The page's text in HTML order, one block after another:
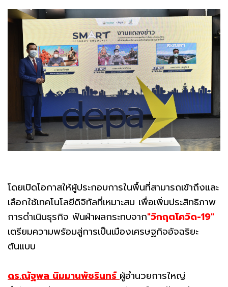
โดยเปิดโอกาสให้ผู้ประกอบการในพื้นที่สามารถเข้าถึงและ
เลือกใช้เทคโนโลยีดิจิทัลที่เหมาะสม เพื่อเพิ่มประสิทธิภาพ
การดำเนินธุรกิจ ฟันฝ่าผลกระทบจาก"วิกฤตโควิด-19"
เตรียมความพร้อมสู่การเป็นเมืองเศรษฐกิจอัจฉริยะ
ต้นแบบ
ดร.ณัฐพล นิมมานพัชรินทร์ผู้อำนวยการใหญ่